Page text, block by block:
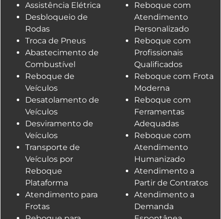
Assistência Elétrica
Desbloqueio de
Rodas
Troca de Pneus
Abastecimento de
Combustível
Reboque de
Veículos
Desatolamento de
Veículos
Desviramento de
Veículos
Transporte de
Veículos por
Reboque
Plataforma
Atendimento para
Frotas
Reboque com
Atendimento
Personalizado
Reboque com
Profissionais
Qualificados
Reboque com Frota
Moderna
Reboque com
Ferramentas
Adequadas
Reboque com
Atendimento
Humanizado
Atendimento a
Partir de Contratos
Atendimento a
Demanda